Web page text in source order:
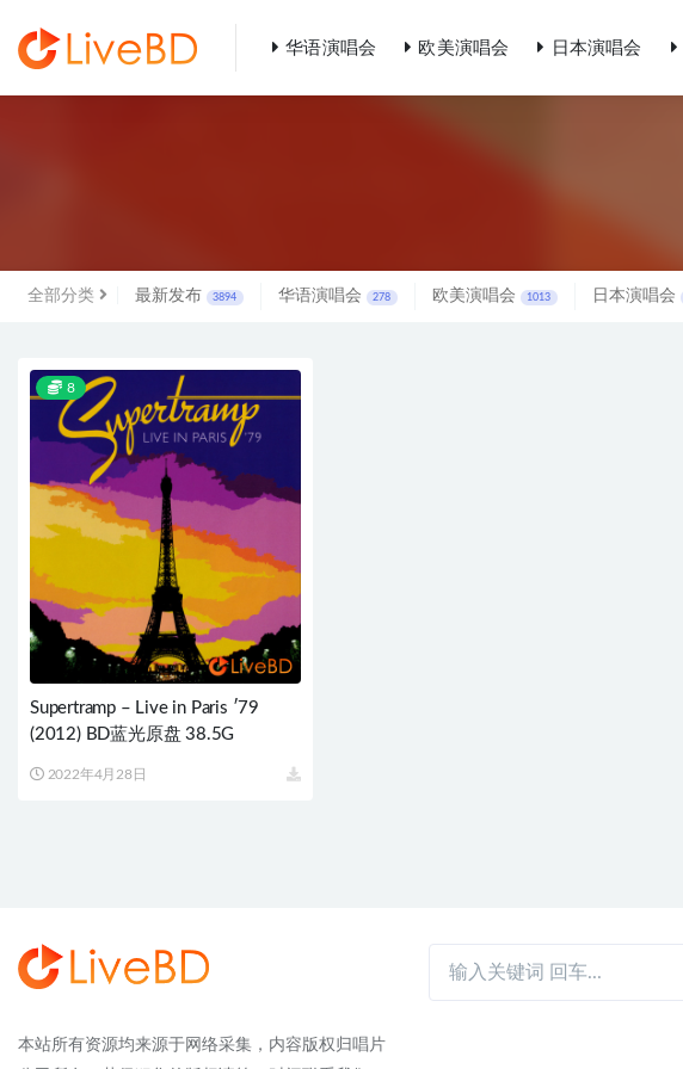
华语演唱会 欧美演唱会 日本演唱会
全部分类 最新发布 3894 华语演唱会 278 欧美演唱会 1013 日本演唱会
8
Supertramp – Live in Paris ′79
(2012) BD蓝光原盘 38.5G
2022年4月28日
本站所有资源均来源于网络采集，内容版权归唱片